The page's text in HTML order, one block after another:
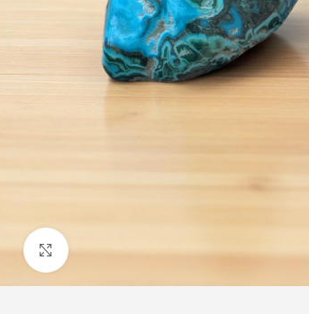
Cliquez pour agrandir